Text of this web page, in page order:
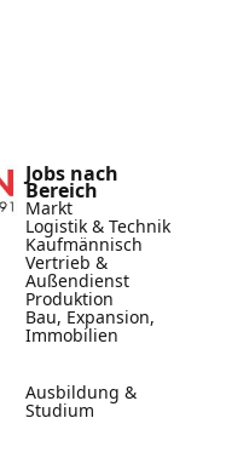
Jobs nach
Bereich
Markt
Logistik & Technik
Kaufmännisch
Vertrieb &
Außendienst
Produktion
Bau, Expansion,
Immobilien
Ausbildung &
Studium